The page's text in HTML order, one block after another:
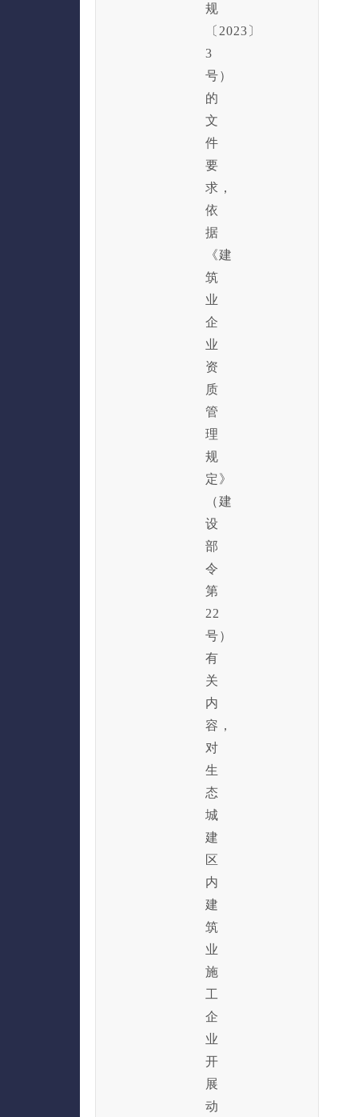
规
〔2023〕
3
号）
的
文
件
要
求，
依
据
《建
筑
业
企
业
资
质
管
理
规
定》
（建
设
部
令
第
22
号）
有
关
内
容，
对
生
态
城
建
区
内
建
筑
业
施
工
企
业
开
展
动